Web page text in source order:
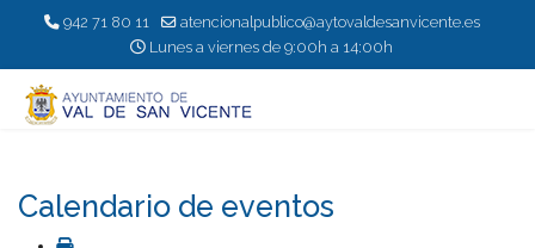
942 71 80 11
atencionalpublico@aytovaldesanvicente.es
Lunes a viernes de 9:00h a 14:00h
Calendario de eventos